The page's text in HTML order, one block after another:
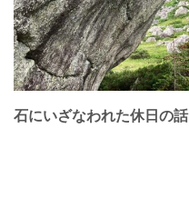
石にいざなわれた休日の話